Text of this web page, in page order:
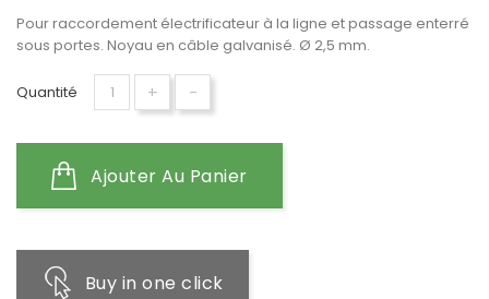
Pour raccordement électrificateur à la ligne et passage enterré
sous portes. Noyau en câble galvanisé. Ø 2,5 mm.
Quantité + -
Ajouter Au Panier
Buy in one click